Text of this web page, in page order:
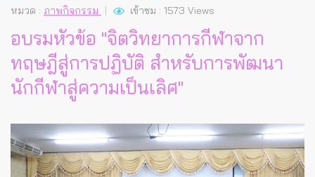
หมวด : ภาพกิจกรรม เข้าชม : 1573 Views
อบรมหัวข้อ "จิตวิทยาการกีฬาจาก
ทฤษฎีสู่การปฏิบัติ สำหรับการพัฒนา
นักกีฬาสู่ความเป็นเลิศ"